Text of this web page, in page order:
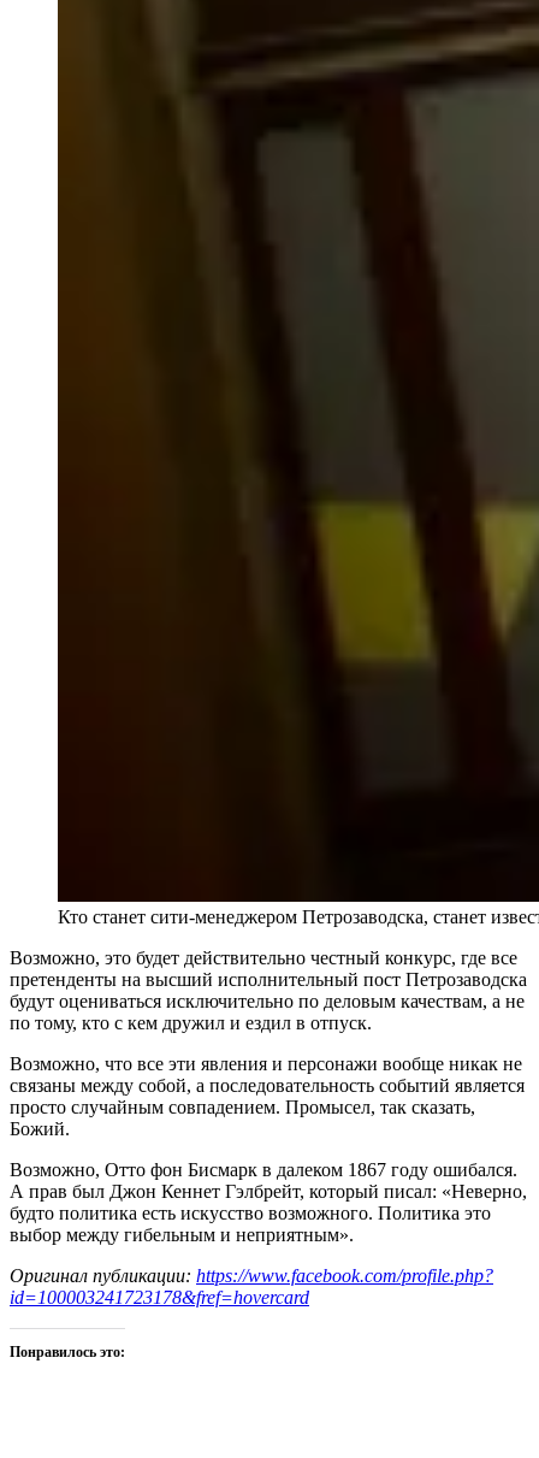
Кто станет сити-менеджером Петрозаводска, станет
Возможно, это будет действительно честный конкурс, где все
претенденты на высший исполнительный пост Петрозаводска
будут оцениваться исключительно по деловым качествам, а не
по тому, кто с кем дружил и ездил в отпуск.
Возможно, что все эти явления и персонажи вообще никак не
связаны между собой, а последовательность событий является
просто случайным совпадением. Промысел, так сказать,
Божий.
Возможно, Отто фон Бисмарк в далеком 1867 году ошибался.
А прав был Джон Кеннет Гэлбрейт, который писал: «Неверно,
будто политика есть искусство возможного. Политика это
выбор между гибельным и неприятным».
Оригинал публикации: https://www.facebook.com/profile.php?
id=100003241723178&fref=hovercard
Понравилось это: